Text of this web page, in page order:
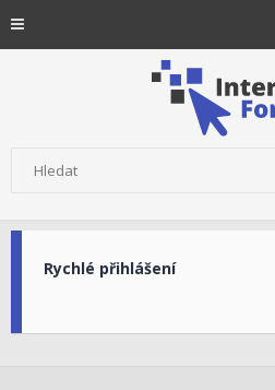
Rychlé přihlášení